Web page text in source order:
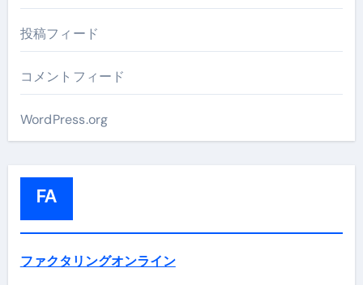
投稿フィード
コメントフィード
WordPress.org
FA
ファクタリングオンライン